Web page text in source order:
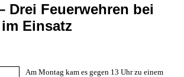
Drei Feuerwehren bei
Einsatz
Am Montag kam es gegen 13 Uhr zu einem